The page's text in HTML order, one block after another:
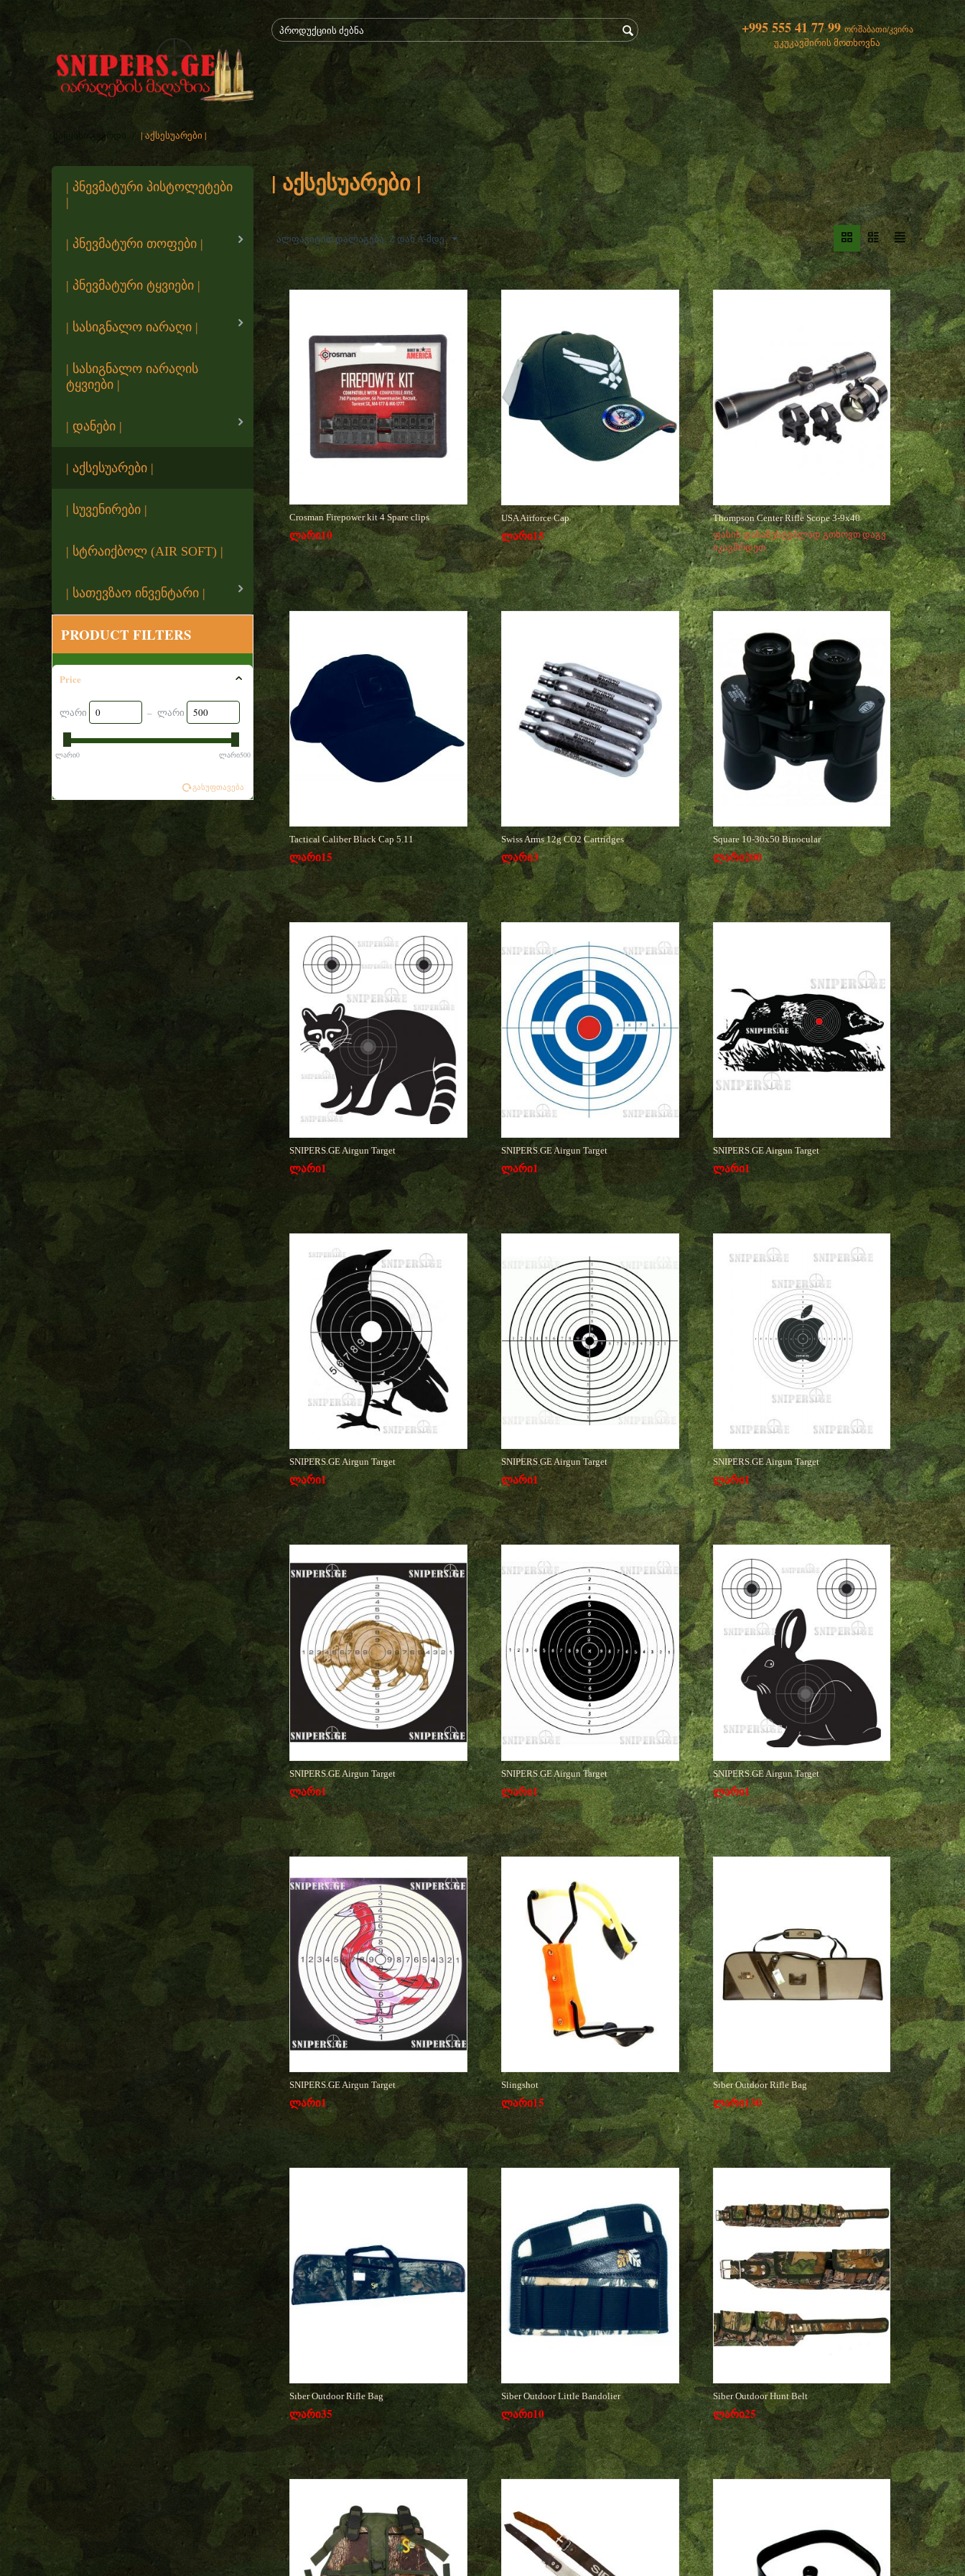
+995 555 41 77 99 ორშაბათი/კვირა
უკუკავშირის მოთხოვნა
საწყისი გვერდი | აქსესუარები |
| პნევმატური პისტოლეტები
|
| პნევმატური თოფები |
| პნევმატური ტყვიები |
| სასიგნალო იარაღი |
| სასიგნალო იარაღის
ტყვიები |
| დანები |
| აქსესუარები |
| სუვენირები |
| სტრაიქბოლ (AIR SOFT) |
| სათევზაო ინვენტარი |
PRODUCT FILTERS
Price
ლარი – ლარი
ლარი0 ლარი500
გასუფთავება
| აქსესუარები |
ალფავიტით დალაგება: Z დან A-მდე
​Crosman Firepower kit 4 Spare clips
ლარი10
USA Airforce Cap
ლარი15
Thompson Center Rifle Scope 3-9x40
ფასის დასაზუსტებლად გთხოვთ დაგვ
იკავშრდეთ
Tactical Caliber Black Cap 5.11
ლარი15
Swiss Arms 12g CO2 Cartridges
ლარი3
Square 10-30x50 Binocular
ლარი200
SNIPERS.GE Airgun Target
ლარი1
SNIPERS.GE Airgun Target
ლარი1
SNIPERS.GE Airgun Target
ლარი1
SNIPERS.GE Airgun Target
ლარი1
SNIPERS.GE Airgun Target
ლარი1
SNIPERS.GE Airgun Target
ლარი1
SNIPERS.GE Airgun Target
ლარი1
SNIPERS.GE Airgun Target
ლარი1
SNIPERS.GE Airgun Target
ლარი1
SNIPERS.GE Airgun Target
ლარი1
Slingshot
ლარი15
Sıber Outdoor Rifle Bag
ლარი130
Sıber Outdoor Rifle Bag
ლარი35
Siber Outdoor Little Bandolier
ლარი10
Siber Outdoor Hunt Belt
ლარი25